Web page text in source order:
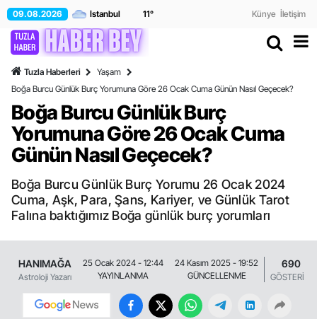
09.08.2026 11° Künye İletişim
Tuzla Haberleri
Yaşam
Boğa Burcu Günlük Burç Yorumuna Göre 26 Ocak Cuma Günün Nasıl Geçecek?
Boğa Burcu Günlük Burç
Yorumuna Göre 26 Ocak Cuma
Günün Nasıl Geçecek?
Boğa Burcu Günlük Burç Yorumu 26 Ocak 2024
Cuma, Aşk, Para, Şans, Kariyer, ve Günlük Tarot
Falına baktığımız Boğa günlük burç yorumları
HANIMAĞA
Astroloji Yazarı
25 Ocak 2024 - 12:44
YAYINLANMA
24 Kasım 2025 - 19:52
GÜNCELLENME
690
GÖSTERİM